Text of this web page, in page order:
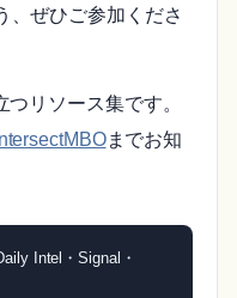
、ぜひご参加くださ
つリソース集です。
までお知
Intel・Signal・